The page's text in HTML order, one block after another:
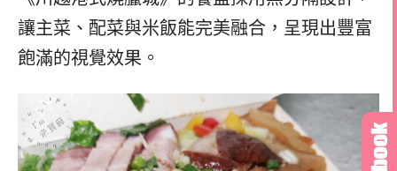
讓主菜、配菜與米飯能完美融合，呈現出豐富
飽滿的視覺效果。